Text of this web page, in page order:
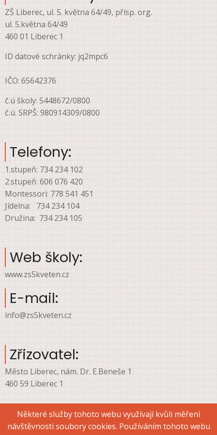
ZŠ Liberec, ul. 5. května 64/49, přísp. org.
ul. 5.května 64/49
460 01 Liberec 1
ID datové schránky: jq2mpc6
IČO: 65642376
č.ú školy: 5448672/0800
č.ú. SRPŠ: 980914309/0800
Telefony:
1.stupeň: 734 234 102
2.stupeň: 606 076 420
Montessori: 778 541 451
Jídelna: 734 234 104
Družina: 734 234 105
Web školy:
www.zs5kveten.cz
E-mail:
info@zs5kveten.cz
Zřizovatel:
Město Liberec, nám. Dr. E.Beneše 1
460 59 Liberec 1
Některé služby tohoto webu využívají kvůli měření
návštěvnosti soubory cookies. Používáním tohoto webu